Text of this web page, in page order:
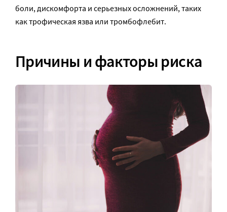
боли, дискомфорта и серьезных осложнений, таких
как трофическая язва или тромбофлебит.
Причины и факторы риска